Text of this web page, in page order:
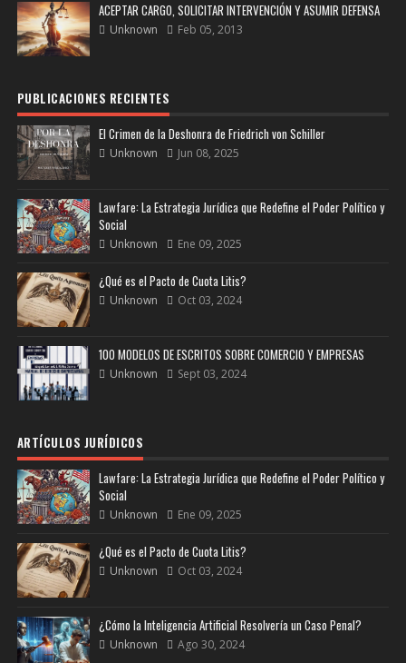
ACEPTAR CARGO, SOLICITAR INTERVENCIÓN Y ASUMIR DEFENSA
Unknown Feb 05, 2013
PUBLICACIONES RECIENTES
El Crimen de la Deshonra de Friedrich von Schiller
Unknown Jun 08, 2025
Lawfare: La Estrategia Jurídica que Redefine el Poder Político y
Social
Unknown Ene 09, 2025
¿Qué es el Pacto de Cuota Litis?
Unknown Oct 03, 2024
100 MODELOS DE ESCRITOS SOBRE COMERCIO Y EMPRESAS
Unknown Sept 03, 2024
ARTÍCULOS JURÍDICOS
Lawfare: La Estrategia Jurídica que Redefine el Poder Político y
Social
Unknown Ene 09, 2025
¿Qué es el Pacto de Cuota Litis?
Unknown Oct 03, 2024
¿Cómo la Inteligencia Artificial Resolvería un Caso Penal?
Unknown Ago 30, 2024